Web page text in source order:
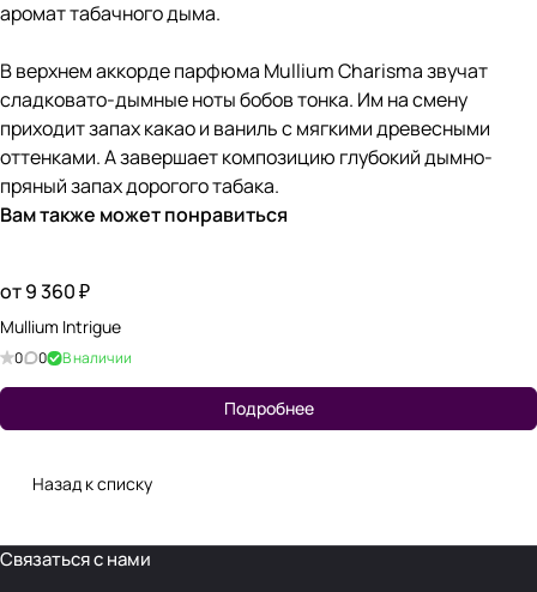
аромат табачного дыма.
В верхнем аккорде парфюма Mullium Charisma звучат
сладковато-дымные ноты бобов тонка. Им на смену
приходит запах какао и ваниль с мягкими древесными
оттенками. А завершает композицию глубокий дымно-
пряный запах дорогого табака.
Вам также может понравиться
от 9 360 ₽
Mullium Intrigue
0 0 В наличии
Подробнее
Назад к списку
Связаться с нами